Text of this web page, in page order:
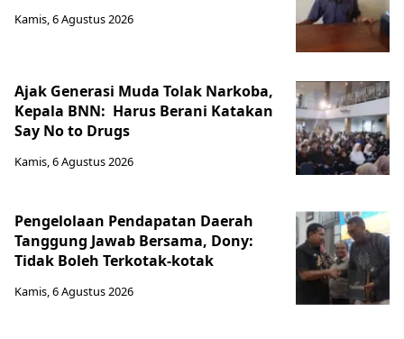
Kamis, 6 Agustus 2026
Ajak Generasi Muda Tolak Narkoba,
Kepala BNN: Harus Berani Katakan
Say No to Drugs
Kamis, 6 Agustus 2026
Pengelolaan Pendapatan Daerah
Tanggung Jawab Bersama, Dony:
Tidak Boleh Terkotak-kotak
Kamis, 6 Agustus 2026